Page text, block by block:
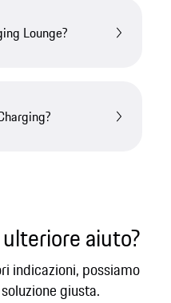
Lounge?
aiuto?
indicazioni, possiamo
giusta.